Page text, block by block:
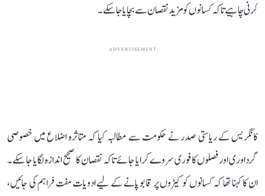
کرنی چاہیے تاکہ کسانوں کو مزید نقصان سے بچایا جا سکے۔
ADVERTISEMENT
کانگریس کے ریاستی صدر نے حکومت سے مطالبہ کیا کہ متاثرہ اضلاع میں خصوصی
گرداوری اور فصلوں کا فوری سروے کرایا جائے تاکہ نقصان کا صحیح اندازہ لگایا جا سکے۔
ان کا کہنا تھا کہ کسانوں کو کیڑوں پر قابو پانے کے لیے ادویات مفت فراہم کی جائیں،